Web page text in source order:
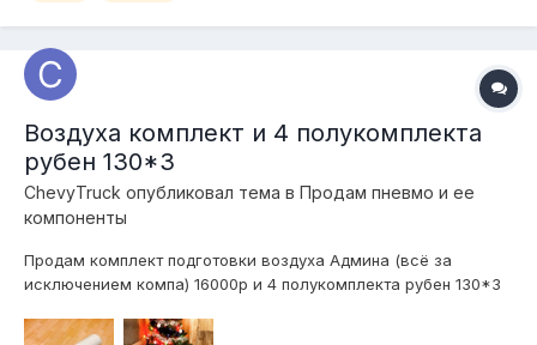
Воздуха комплект и 4 полукомплекта
рубен 130*3
ChevyTruck опубликовал тема в Продам пневмо и ее
компоненты
Продам комплект подготовки воздуха Админа (всё за
исключением компа) 16000р и 4 полукомплекта рубен 130*3
ставилось. Брал для себя,но деньги понадобились и